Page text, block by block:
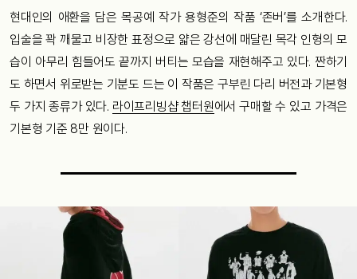
현대인의 애환을 담은 목공예 작가 용형준의 작품 ‘존버’를 소개한다.
입술을 꽉 깨물고 비장한 표정으로 얇은 강선에 매달린 목각 인형의 모
습이 아무리 힘들어도 끝까지 버티는 모습을 재현해주고 있다. 짠하기
도 하면서 위로받는 기분도 드는 이 작품은 구부린 다리 버전과 기본형
두 가지 종류가 있다. 라이프리빙샵 챕터원에서 구매할 수 있고 가격은
기본형 기준 8만 원이다.